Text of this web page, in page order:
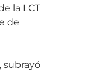
la LCT
de
subrayó